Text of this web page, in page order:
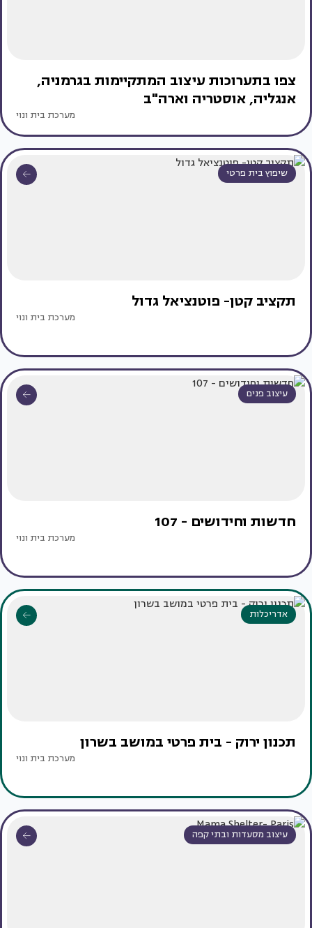
צפו בתערוכות עיצוב המתקיימות בגרמניה,
אנגליה, אוסטריה וארה"ב
מערכת בית ונוי
שיפוץ בית פרטי
תקציב קטן- פוטנציאל גדול
מערכת בית ונוי
עיצוב פנים
חדשות וחידושים - 107
מערכת בית ונוי
אדריכלות
תכנון ירוק - בית פרטי במושב בשרון
מערכת בית ונוי
עיצוב מסעדות ובתי קפה